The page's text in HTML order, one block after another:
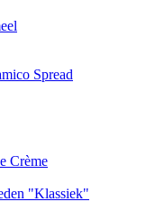
Spread
Crème
"Klassiek"